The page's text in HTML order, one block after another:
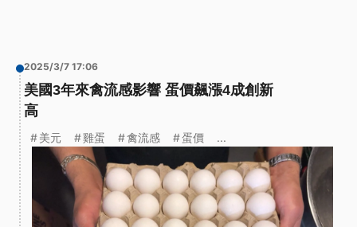
2025/3/7 17:06
美國3年來禽流感影響 蛋價飆漲4成創新
高
美元 雞蛋 禽流感 蛋價 ...